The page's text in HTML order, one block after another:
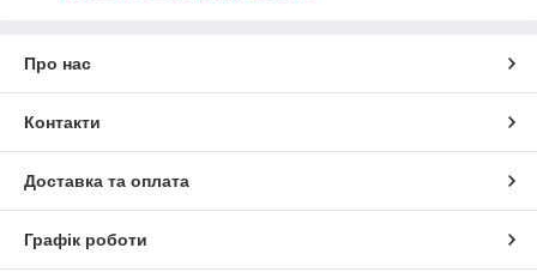
Про нас
Контакти
Доставка та оплата
Графік роботи